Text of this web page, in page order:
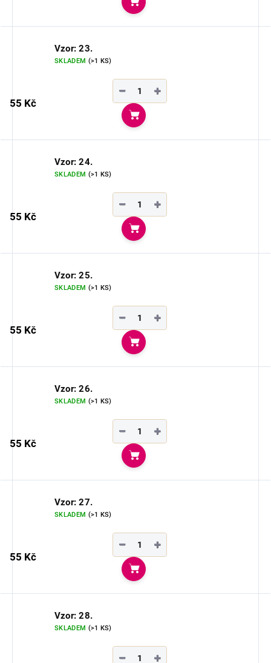
Do košíku
Vzor: 23.
SKLADEM (>1 KS)
55 Kč
+
−
Do košíku
Vzor: 24.
SKLADEM (>1 KS)
55 Kč
+
−
Do košíku
Vzor: 25.
SKLADEM (>1 KS)
55 Kč
+
−
Do košíku
Vzor: 26.
SKLADEM (>1 KS)
55 Kč
+
−
Do košíku
Vzor: 27.
SKLADEM (>1 KS)
55 Kč
+
−
Do košíku
Vzor: 28.
SKLADEM (>1 KS)
+
−